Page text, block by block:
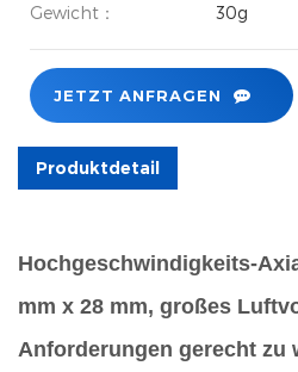
Gewicht：
30g
JETZT ANFRAGEN
Produktdetail
Hochgeschwindigkeits-
mm x 28 mm, großes
Anforderungen gerecht zu